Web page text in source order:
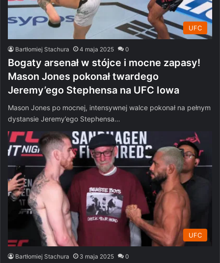
UFC
Bartłomiej Stachura 4 maja 2025 0
Bogaty arsenał w stójce i mocne zapasy!
Mason Jones pokonał twardego
Jeremy’ego Stephensa na UFC Iowa
Mason Jones po mocnej, intensywnej walce pokonał na pełnym
dystansie Jeremy’ego Stephensa…
UFC
Bartłomiej Stachura 3 maja 2025 0